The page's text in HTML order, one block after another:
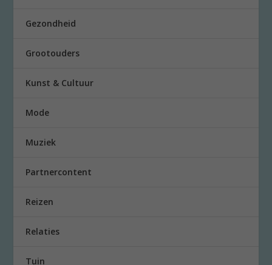
Gezondheid
Grootouders
Kunst & Cultuur
Mode
Muziek
Partnercontent
Reizen
Relaties
Tuin